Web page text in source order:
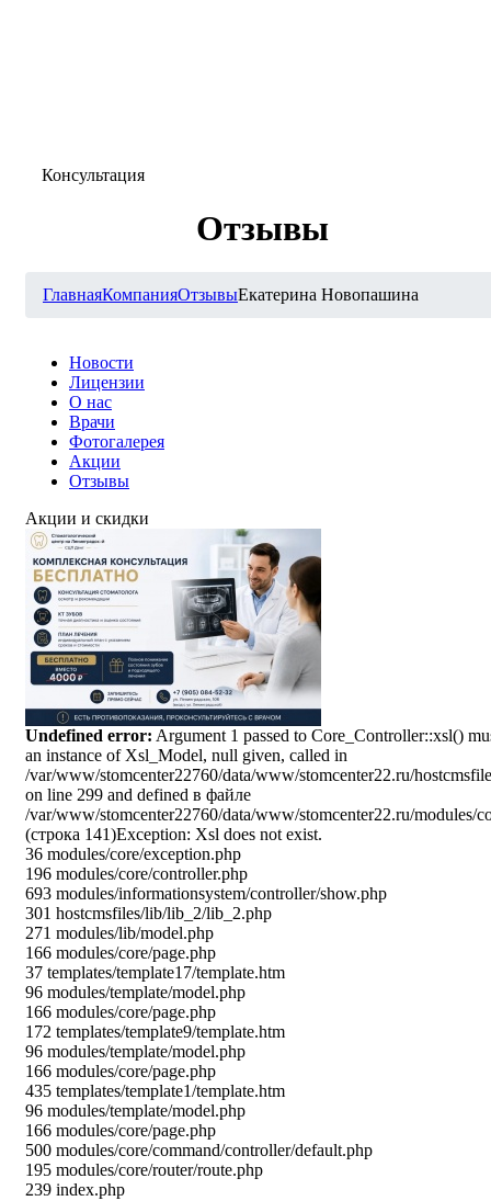
Консультация
Отзывы
ГлавнаяКомпанияОтзывыЕкатерина Новопашина
Новости
Лицензии
О нас
Врачи
Фотогалерея
Акции
Отзывы
Акции и скидки
Undefined error: Argument 1 passed to Core_Controller::xsl()
an instance of Xsl_Model, null given, called in
/var/www/stomcenter22760/data/www/stomcenter22.ru/
on line 299 and defined в файле
/var/www/stomcenter22760/data/www/stomcenter22.ru/modules/
(строка 141)Exception: Xsl does not exist.
36 modules/core/exception.php
196 modules/core/controller.php
693 modules/informationsystem/controller/show.php
301 hostcmsfiles/lib/lib_2/lib_2.php
271 modules/lib/model.php
166 modules/core/page.php
37 templates/template17/template.htm
96 modules/template/model.php
166 modules/core/page.php
172 templates/template9/template.htm
96 modules/template/model.php
166 modules/core/page.php
435 templates/template1/template.htm
96 modules/template/model.php
166 modules/core/page.php
500 modules/core/command/controller/default.php
195 modules/core/router/route.php
239 index.php